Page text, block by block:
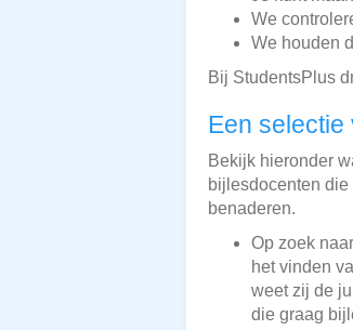
We
We houden
Bij StudentsPlus
Een
Bekijk hieronder
bijlesdocenten
benaderen.
Op zoek
het vinden
weet zij de
die graag